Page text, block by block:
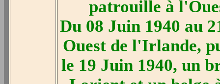
patrouille à
Du 08 Juin 1940 au
Ouest de l'Irlande,
le 19 Juin 1940, un